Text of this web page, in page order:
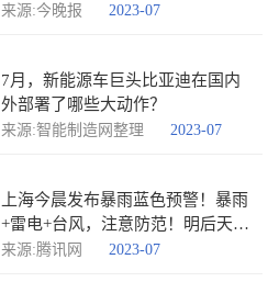
来源:今晚报 2023-07
7月，新能源车巨头比亚迪在国内
外部署了哪些大动作？
来源:智能制造网整理 2023-07
上海今晨发布暴雨蓝色预警！暴雨
+雷电+台风，注意防范！明后天将
相对平静，多云为主有局地阵雨
来源:腾讯网 2023-07